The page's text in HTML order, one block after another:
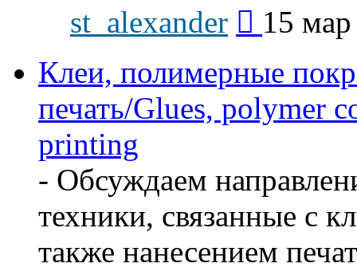
st_alexander
последнему
15
Клеи, полимерные
печать/Glues, polymer
printing
- Обсуждаем
техники, связанные с
также нанесением